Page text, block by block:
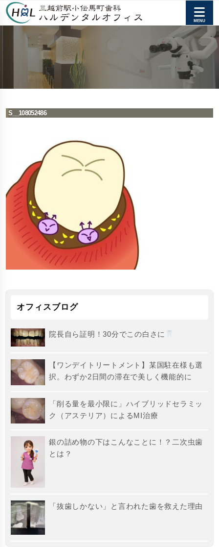
S__108052486
オフィスブログ
院長自ら証明！30分でこの白さに
【ワンデイトリートメント】某国駐在様も選
択。わずか2日間の滞在で美しく機能的に
「削る量を最小限に」ハイブリッドセラミッ
ク（アステリア）によるMI治療
銀の詰め物の下はこんなことに！？二次虫歯
とは？
「抜歯しかない」と言われた歯を救えた理由